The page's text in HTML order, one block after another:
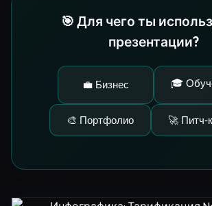
🎯 Для чего ты
презентации?
💼 Бизнес 🎓
🎨 Портфолио 🚀 Питч-